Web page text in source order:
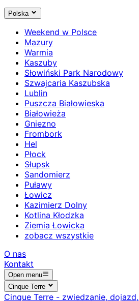
Polska
Weekend w Polsce
Mazury
Warmia
Kaszuby
Słowiński Park Narodowy
Szwajcaria Kaszubska
Lublin
Puszcza Białowieska
Białowieża
Gniezno
Frombork
Hel
Płock
Słupsk
Sandomierz
Puławy
Łowicz
Kazimierz Dolny
Kotlina Kłodzka
Ziemia Łowicka
zobacz wszystkie
O nas
Kontakt
Open menu
Cinque Terre
Cinque Terre - zwiedzanie,